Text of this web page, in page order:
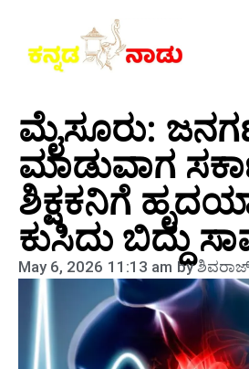
ಮೈಸೂರು:
ಮಾಡುವಾಗ
ಶಿಕ್ಷಕನಿಗೆ
ಕುಸಿದು ಬಿದ್ದು
May 6, 2026 11:13 am by